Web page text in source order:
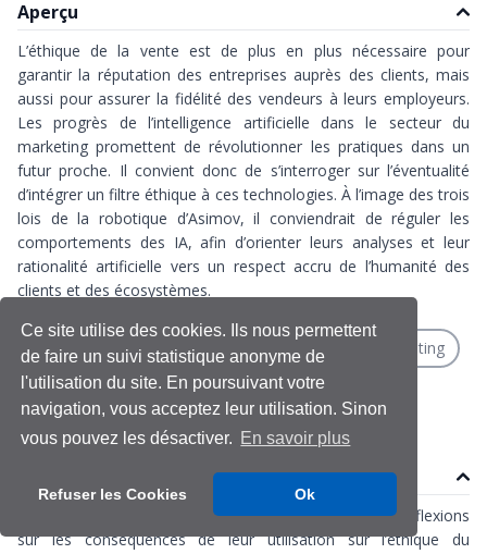
Ce site utilise des cookies. Ils nous permettent
de faire un suivi statistique anonyme de
l'utilisation du site. En poursuivant votre
navigation, vous acceptez leur utilisation. Sinon
vous pouvez les désactiver. En savoir plus
Refuser les Cookies Ok
Aperçu
L’éthique de la vente est de plus en plus nécessaire pour
garantir la réputation des entreprises auprès des clients, mais
aussi pour assurer la fidélité des vendeurs à leurs employeurs.
Les progrès de l’intelligence artificielle dans le secteur du
marketing promettent de révolutionner les pratiques dans un
futur proche. Il convient donc de s’interroger sur l’éventualité
d’intégrer un filtre éthique à ces technologies. À l’image des trois
lois de la robotique d’Asimov, il conviendrait de réguler les
comportements des IA, afin d’orienter leurs analyses et leur
rationalité artificielle vers un respect accru de l’humanité des
clients et des écosystèmes.
Ethique Intelligence artificielle générative
Marketing
Vente
L’intelligence artificielle et le big data entrainent des réflexions
sur les conséquences de leur utilisation sur l’éthique du